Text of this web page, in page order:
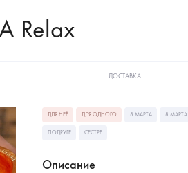
Relax
ДОСТАВКА
ДЛЯ НЕЁ ДЛЯ ОДНОГО 8 МАРТА 8 МАРТА
ПОДРУГЕ СЕСТРЕ
Описание